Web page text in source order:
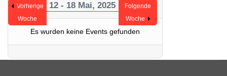
Vorherige
Woche
12 - 18 Mai, 2025
Folgende
Woche
Es wurden keine Events gefunden